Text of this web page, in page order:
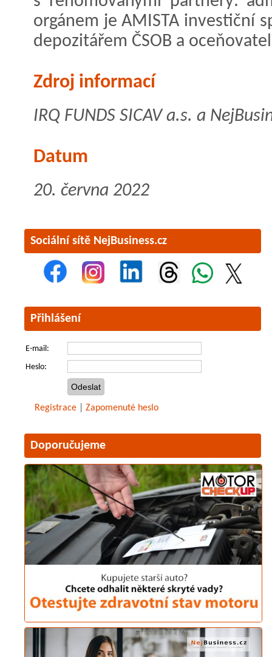
orgánem je AMISTA investiční
depozitářem ČSOB a
Zdroj informací
IRQ FUNDS SICAV a.s. a
Datum
20. června 2022
Sociální sítě NejBusiness.cz
Přihlášení
E-mail:
Heslo:
Registrace Zapomenuté heslo
Doporučujeme